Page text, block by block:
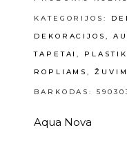
KATEGORIJOS:
DEKORACIJOS,
TAPETAI,
ROPLIAMS,
BARKODAS:
Aqua Nova